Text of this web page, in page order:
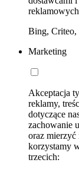
Bing, Criteo,
Marketing
Akceptacja
reklamy,
dotyczące
zachowanie
oraz mierzyć
korzystamy
trzecich: